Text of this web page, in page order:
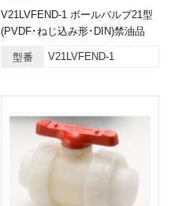
V21LVFEND-1 ボールバルブ21型
(PVDF･ねじ込み形･DIN)禁油品
型番 V21LVFEND-1